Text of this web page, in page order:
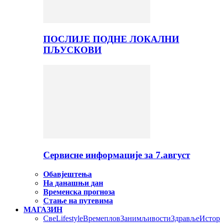
ПОСЛИЈЕ ПОДНЕ ЛОКАЛНИ
ПЉУСКОВИ
Сервисне информације за 7.август
Обавјештења
На данашњи дан
Временска прогноза
Стање на путевима
МАГАЗИН
СвеLifestyleВремепловЗанимљивостиЗдравље